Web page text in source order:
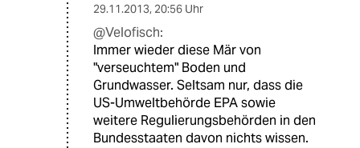
29.11.2013, 20:56 Uhr
@Velofisch:
Immer wieder diese Mär von
"verseuchtem" Boden und
Grundwasser. Seltsam nur, dass die
US-Umweltbehörde EPA sowie
weitere Regulierungsbehörden in den
Bundesstaaten davon nichts wissen.